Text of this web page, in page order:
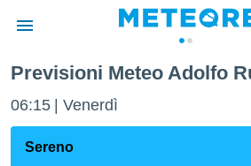
di
Previsioni Meteo Adolfo
06:15 Venerdì
Sereno